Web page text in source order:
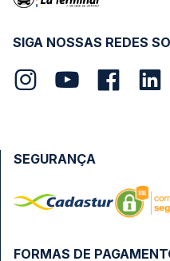
SIGA NOSSAS REDES
FORMAS DE
SEGURANÇA